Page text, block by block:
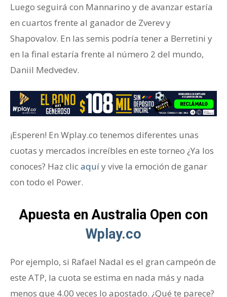
Luego seguirá con Mannarino y de avanzar estaría
en cuartos frente al ganador de Zverev y
Shapovalov. En las semis podría tener a Berretini y
en la final estaría frente al número 2 del mundo,
Daniil Medvedev.
¡Esperen! En Wplay.co tenemos diferentes unas
cuotas y mercados increíbles en este torneo ¿Ya los
conoces? Haz clic aquíy vive la emoción de ganar
con todo el Power.
Apuesta en Australia Open con
Wplay.co
Por ejemplo, si Rafael Nadal es el gran campeón de
este ATP, la cuota se estima en nada más y nada
menos que 4.00 veces lo apostado. ¿Qué te parece?